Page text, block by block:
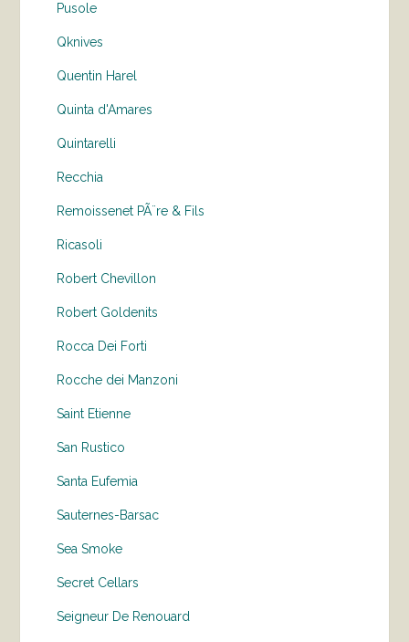
Pusole
Qknives
Quentin Harel
Quinta d'Amares
Quintarelli
Recchia
Remoissenet PÃ¨re & Fils
Ricasoli
Robert Chevillon
Robert Goldenits
Rocca Dei Forti
Rocche dei Manzoni
Saint Etienne
San Rustico
Santa Eufemia
Sauternes-Barsac
Sea Smoke
Secret Cellars
Seigneur De Renouard